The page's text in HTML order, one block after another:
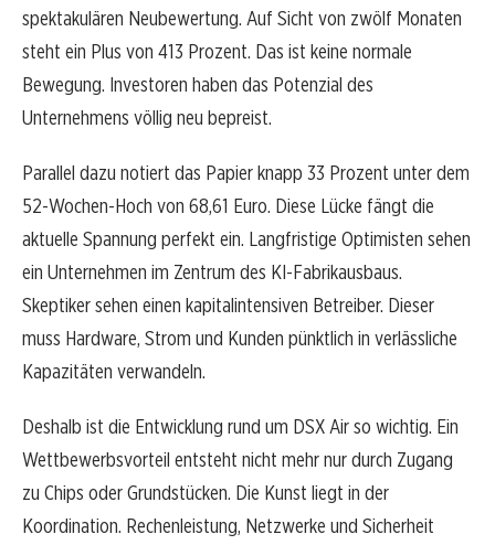
spektakulären Neubewertung. Auf Sicht von zwölf Monaten
steht ein Plus von 413 Prozent. Das ist keine normale
Bewegung. Investoren haben das Potenzial des
Unternehmens völlig neu bepreist.
Parallel dazu notiert das Papier knapp 33 Prozent unter dem
52-Wochen-Hoch von 68,61 Euro. Diese Lücke fängt die
aktuelle Spannung perfekt ein. Langfristige Optimisten sehen
ein Unternehmen im Zentrum des KI-Fabrikausbaus.
Skeptiker sehen einen kapitalintensiven Betreiber. Dieser
muss Hardware, Strom und Kunden pünktlich in verlässliche
Kapazitäten verwandeln.
Deshalb ist die Entwicklung rund um DSX Air so wichtig. Ein
Wettbewerbsvorteil entsteht nicht mehr nur durch Zugang
zu Chips oder Grundstücken. Die Kunst liegt in der
Koordination. Rechenleistung, Netzwerke und Sicherheit